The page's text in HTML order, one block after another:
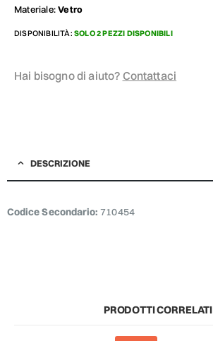
Materiale:Vetro
DISPONIBILITÀ: SOLO 2 PEZZI DISPONIBILI
Hai bisogno di aiuto? Contattaci
DESCRIZIONE
Codice Secondario: 710454
PRODOTTI CORRELATI